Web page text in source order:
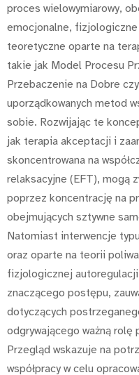
proces wielowymiarowy,
emocjonalne,
teoretyczne oparte na
takie jak Model Procesu
Przebaczenie na Dobre
uporządkowanych metod
sobie. Rozwijając te
jak terapia akceptacji i
skoncentrowana na
relaksacyjne (EFT), mogą
poprzez koncentrację na
obejmujących sztywne
Natomiast interwencje
oraz oparte na teorii
fizjologicznej
znaczącego postępu,
dotyczących
odgrywającego ważną rolę
Przegląd wskazuje na
współpracy w celu